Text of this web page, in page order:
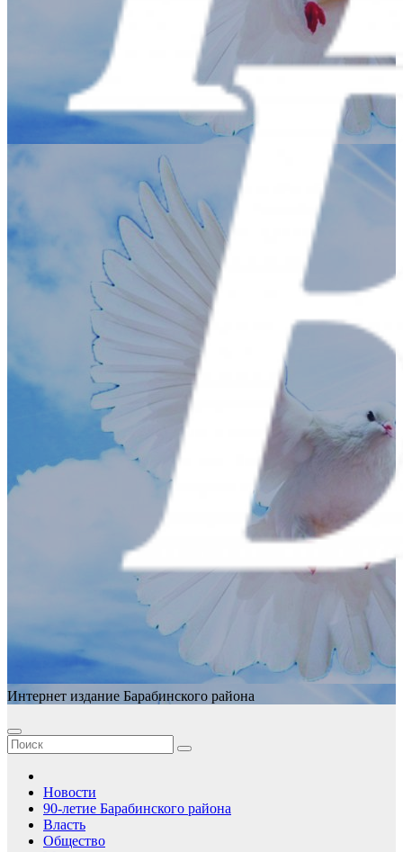
Интернет издание Барабинского района
Новости
90-летие Барабинского района
Власть
Общество